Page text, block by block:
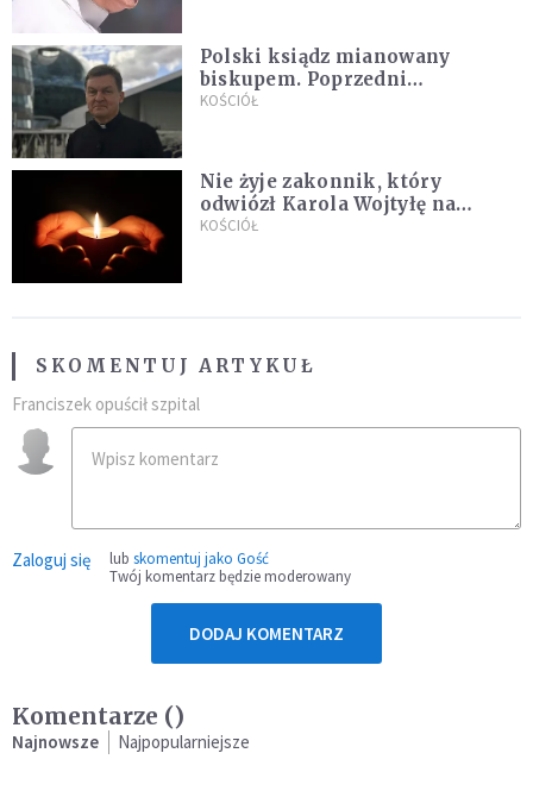
Polski ksiądz mianowany
biskupem. Poprzedni
ordynariusz zrezygnował
KOŚCIÓŁ
Nie żyje zakonnik, który
odwiózł Karola Wojtyłę na
konklawe. Jan Paweł II nazywał
KOŚCIÓŁ
SKOMENTUJ ARTYKUŁ
Franciszek opuścił szpital
Zaloguj się lub skomentuj jako Gość
Twój komentarz będzie moderowany
DODAJ KOMENTARZ
Komentarze ()
Najnowsze Najpopularniejsze